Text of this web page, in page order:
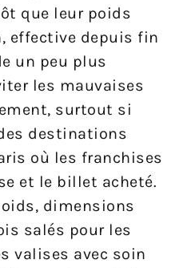
que leur poids
effective depuis fin
un peu plus
les mauvaises
surtout si
destinations
où les franchises
et le billet acheté.
dimensions
salés pour les
valises avec soin